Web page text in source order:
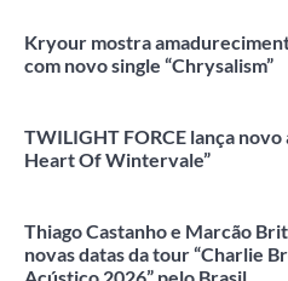
Kryour mostra
com novo single “Chrysalism”
TWILIGHT FORCE lança novo
Heart Of Wintervale”
Thiago Castanho e Marcão
novas datas da tour “Charlie
Acústico 2026” pelo Brasil